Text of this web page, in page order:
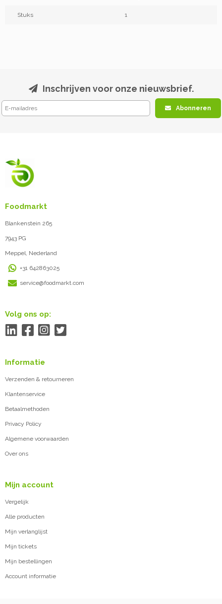
Stuks 1
Inschrijven voor onze nieuwsbrief.
Abonneren
Foodmarkt
Blankenstein 265
7943 PG
Meppel, Nederland
+31 642863025
service@foodmarkt.com
Volg ons op:
Informatie
Verzenden & retourneren
Klantenservice
Betaalmethoden
Privacy Policy
Algemene voorwaarden
Over ons
Mijn account
Vergelijk
Alle producten
Mijn verlanglijst
Mijn tickets
Mijn bestellingen
Account informatie